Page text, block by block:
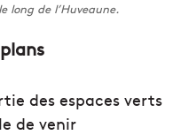
long de l’Huveaune.
des espaces verts
de venir